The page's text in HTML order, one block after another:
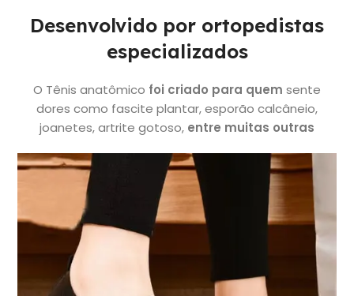
Desenvolvido por ortopedistas
especializados
O Tênis anatômico foi criado para quem sente
dores como fascite plantar, esporão calcâneio,
joanetes, artrite gotoso, entre muitas outras